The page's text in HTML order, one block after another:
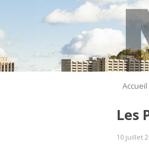
Accueil
Les
10 juillet